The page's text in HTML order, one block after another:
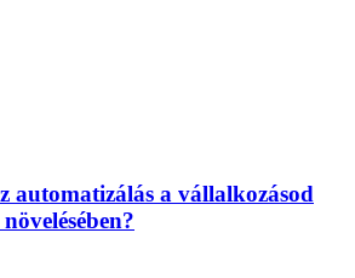
automatizálás a vállalkozásod